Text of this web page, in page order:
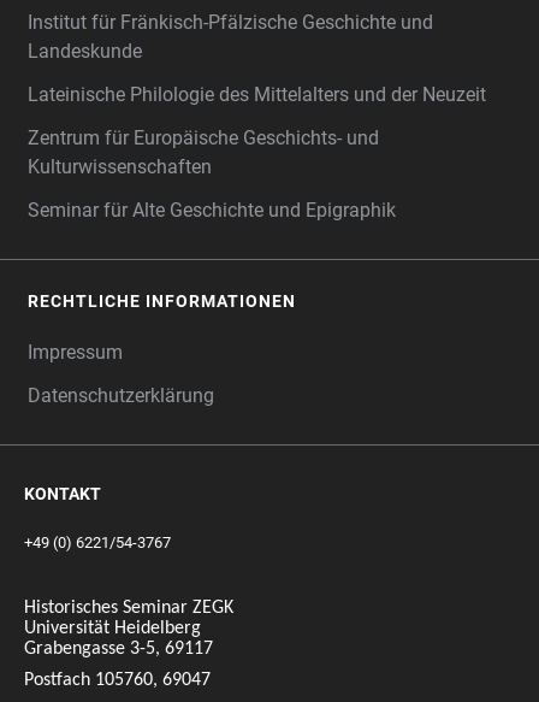
Institut für Fränkisch-Pfälzische Geschichte und
Landeskunde
Lateinische Philologie des Mittelalters und der Neuzeit
Zentrum für Europäische Geschichts- und
Kulturwissenschaften
Seminar für Alte Geschichte und Epigraphik
RECHTLICHE INFORMATIONEN
Impressum
Datenschutzerklärung
KONTAKT
+49 (0) 6221/54-3767
Historisches Seminar ZEGK
Universität Heidelberg
Grabengasse 3-5, 69117
Postfach 105760, 69047